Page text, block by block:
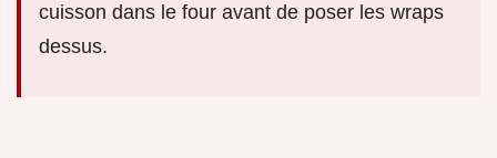
cuisson dans le four avant de poser les wraps
dessus.